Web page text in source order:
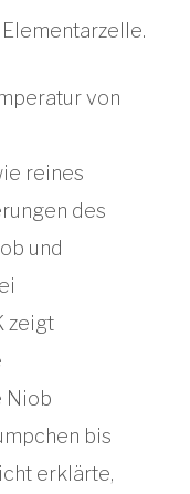
von
reines
des
und
zeigt
Niob
bis
erklärte,